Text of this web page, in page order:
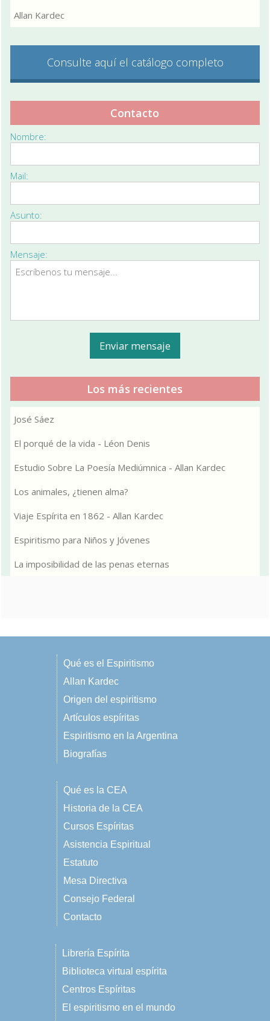
Allan Kardec
Consulte aquí el catálogo completo
Contacto
Nombre:
Mail:
Asunto:
Mensaje:
Los más recientes
José Sáez
El porqué de la vida - Léon Denis
Estudio Sobre La Poesía Mediúmnica - Allan Kardec
Los animales, ¿tienen alma?
Viaje Espírita en 1862 - Allan Kardec
Espiritismo para Niños y Jóvenes
La imposibilidad de las penas eternas
Qué es el Espiritismo
Allan Kardec
Origen del espiritismo
Artículos espíritas
Espiritismo en la Argentina
Biografías
Qué es la CEA
Historia de la CEA
Cursos Espíritas
Asistencia Espiritual
Estatuto
Mesa Directiva
Consejo Federal
Contacto
Librería Espírita
Biblioteca virtual espírita
Centros Espíritas
El espiritismo en el mundo